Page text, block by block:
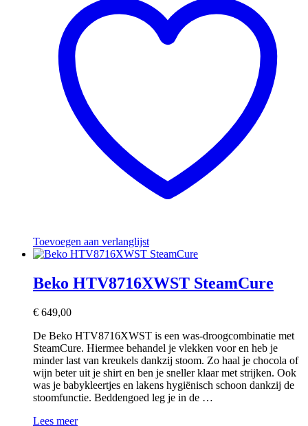
Toevoegen aan verlanglijst
Beko HTV8716XWST SteamCure
€ 649,00
De Beko HTV8716XWST is een was-droogcombinatie met
SteamCure. Hiermee behandel je vlekken voor en heb je
minder last van kreukels dankzij stoom. Zo haal je chocola of
wijn beter uit je shirt en ben je sneller klaar met strijken. Ook
was je babykleertjes en lakens hygiënisch schoon dankzij de
stoomfunctie. Beddengoed leg je in de …
Beko
Lees meer